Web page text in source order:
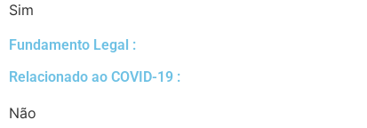
Sim
Fundamento Legal :​
Relacionado ao COVID-19 :​
Não